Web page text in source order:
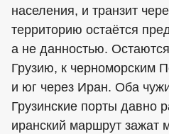
населения, и транзит
территорию остаётся
а не данностью.
Грузию, к черноморским
и юг через Иран. Оба
Грузинские порты давно
иранский маршрут зажат